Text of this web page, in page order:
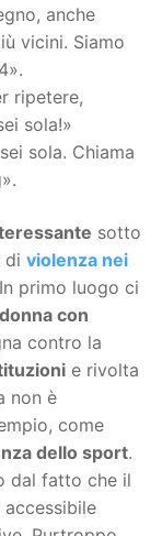
anche
vicini. Siamo
ripetere,
sola!»
sola. Chiama
sotto
di violenza nei
primo luogo ci
donna con
contro la
e rivolta
non è
come
dello sport.
dal fatto che il
accessibile